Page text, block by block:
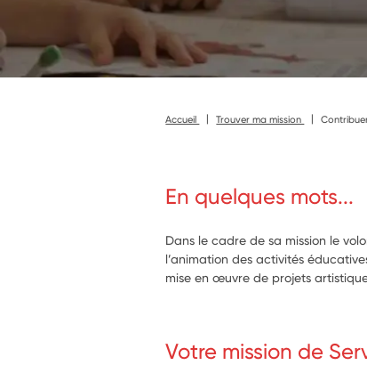
Accueil Trouver ma mission
En quelques mots...
Dans le cadre de sa mission le
l’animation des activités
mise en œuvre de projets
Votre mission de